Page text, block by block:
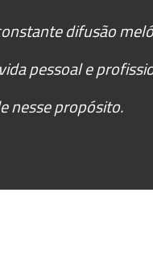
difusão
pessoal e
nesse propósito.